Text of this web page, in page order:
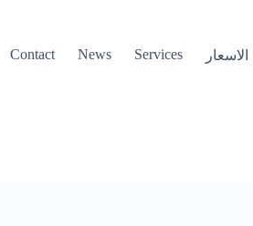
Services
News
Contact